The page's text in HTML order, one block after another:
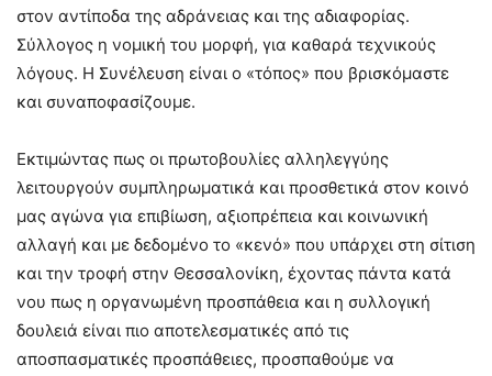
στον αντίποδα της αδράνειας και της αδιαφορίας.
Σύλλογος η νομική του μορφή, για καθαρά τεχνικούς
λόγους. Η Συνέλευση είναι ο «τόπος» που βρισκόμαστε
και συναποφασίζουμε.
Εκτιμώντας πως οι πρωτοβουλίες αλληλεγγύης
λειτουργούν συμπληρωματικά και προσθετικά στον κοινό
μας αγώνα για επιβίωση, αξιοπρέπεια και κοινωνική
αλλαγή και με δεδομένο το «κενό» που υπάρχει στη σίτιση
και την τροφή στην Θεσσαλονίκη, έχοντας πάντα κατά
νου πως η οργανωμένη προσπάθεια και η συλλογική
δουλειά είναι πιο αποτελεσματικές από τις
αποσπασματικές προσπάθειες, προσπαθούμε να